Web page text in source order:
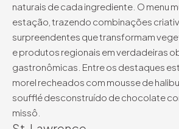
naturais de cada ingrediente. O menu
estação, trazendo combinações
surpreendentes que transformam
e produtos regionais em verdadeiras
gastronômicas. Entre os destaques
morel recheados com mousse de
soufflé desconstruído de chocolate
missô.